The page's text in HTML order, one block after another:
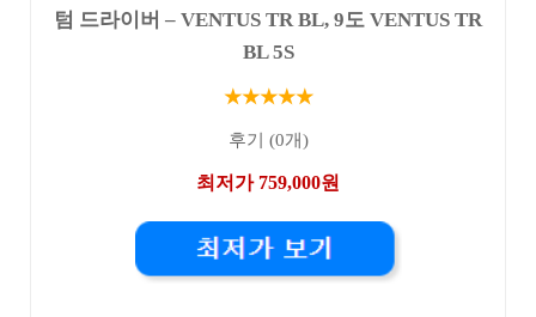
텀 드라이버 – VENTUS TR BL, 9도 VENTUS TR
BL 5S
★★★★★
후기 (0개)
최저가 759,000원